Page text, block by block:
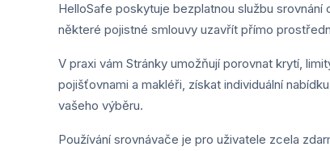
HelloSafe poskytuje bezplatnou službu
některé pojistné smlouvy uzavřít přímo
V praxi vám Stránky umožňují porovnat krytí,
pojišťovnami a makléři, získat individuální
vašeho výběru.
Používání srovnávače je pro uživatele zcela